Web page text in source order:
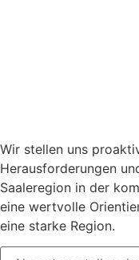
Wir stellen uns
Herausforderungen
Saaleregion in der
eine wertvolle
eine starke Region.
Search